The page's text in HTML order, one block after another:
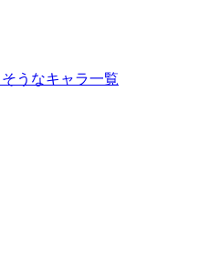
うなキャラ一覧